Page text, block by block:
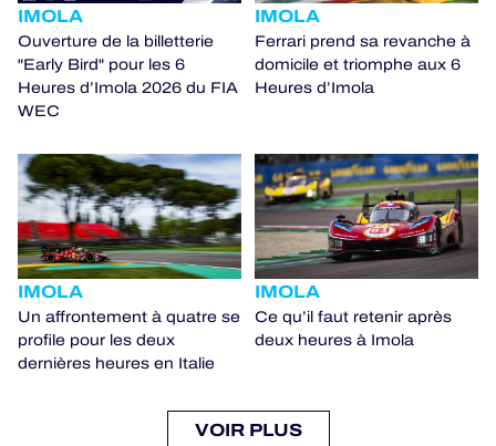
IMOLA
Ouverture de la billetterie
"Early Bird" pour les 6
Heures d’Imola 2026 du FIA
WEC
IMOLA
Ferrari prend sa revanche à
domicile et triomphe aux 6
Heures d’Imola
IMOLA
Un affrontement à quatre se
profile pour les deux
dernières heures en Italie
IMOLA
Ce qu’il faut retenir après
deux heures à Imola
VOIR PLUS